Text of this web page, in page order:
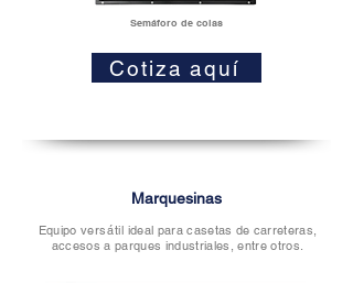
Cotiza aquí
Semáforo de colas
Marquesinas
Equipo versátil ideal para casetas de carreteras,
accesos a parques industriales, entre otros.